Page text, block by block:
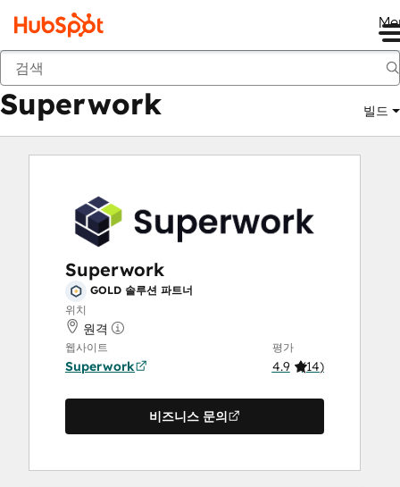
마켓플레이스
Superwork 빌드
Superwork
GOLD 솔루션 파트너
위치
원격
웹사이트
Superwork
평가
4.9 (14)
비즈니스 문의